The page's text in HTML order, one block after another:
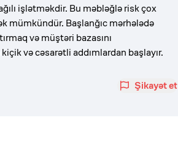
işlətməkdir. Bu məbləğlə risk çox
mümkündür. Başlanğıc mərhələdə
və müştəri bazasını
və cəsarətli addımlardan başlayır.
Şikayət et